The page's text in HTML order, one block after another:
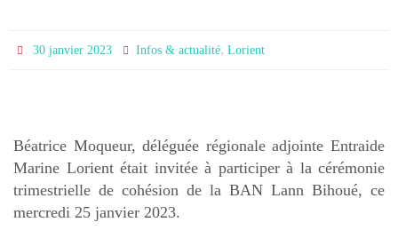
30 janvier 2023 Infos & actualité, Lorient
Béatrice Moqueur, déléguée régionale adjointe Entraide
Marine Lorient était invitée à participer à la cérémonie
trimestrielle de cohésion de la BAN Lann Bihoué, ce
mercredi 25 janvier 2023.